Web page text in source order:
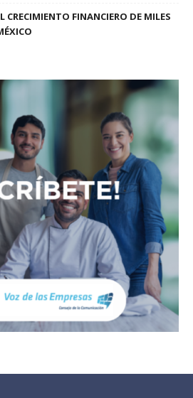
FINANCIERO DE MILES